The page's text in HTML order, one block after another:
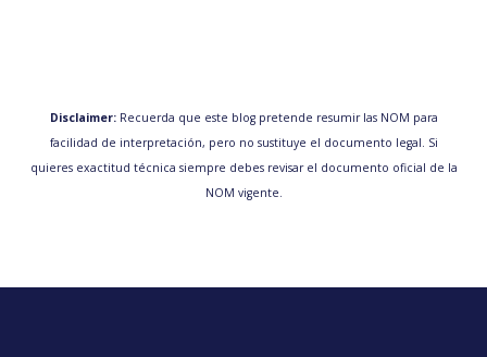
Disclaimer: Recuerda que este blog pretende resumir las NOM para
facilidad de interpretación, pero no sustituye el documento legal. Si
quieres exactitud técnica siempre debes revisar el documento oficial de la
NOM vigente.